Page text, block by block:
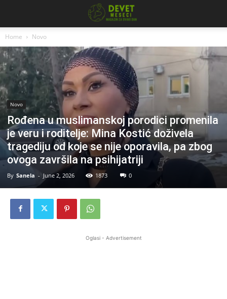
Home Novo
Novo
Rođena u muslimanskoj porodici promenila
je veru i roditelje: Mina Kostić doživela
tragediju od koje se nije oporavila, pa zbog
ovoga završila na psihijatriji
By Sanela - June 2, 2026 1873 0
Oglasi - Advertisement